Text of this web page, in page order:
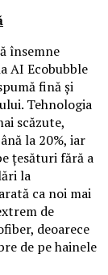
însemne
AI Ecobubble
fină și
Tehnologia
scăzute,
la 20%, iar
țesături fără a
la
ca noi mai
de
deoarece
de pe hainele